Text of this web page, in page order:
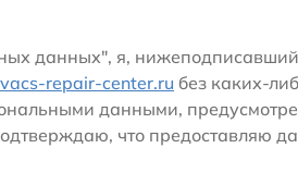
данных", я,
repair-center.ru без каких-
данными,
что предоставляю